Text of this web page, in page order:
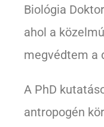
Biológia
ahol a
megvédtem a
A PhD
antropogén